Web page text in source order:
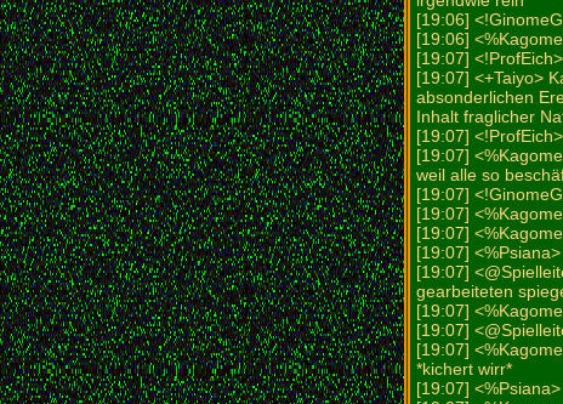
[19:06]
[19:06]
[19:07]
[19:07] <+Taiyo>
absonderlichen
Inhalt fraglicher
[19:07]
[19:07]
weil alle so
[19:07]
[19:07]
[19:07]
[19:07]
[19:07]
gearbeiteten
[19:07]
[19:07]
[19:07]
*kichert wirr*
[19:07]